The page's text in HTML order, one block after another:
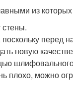
из
стены.
перед
новую
плохо, можно